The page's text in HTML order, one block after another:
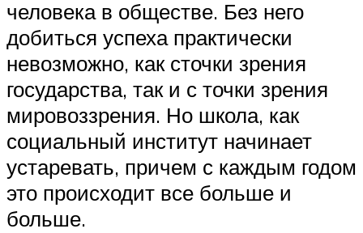
человека в обществе. Без него
добиться успеха практически
невозможно, как сточки зрения
государства, так и с точки зрения
мировоззрения. Но школа, как
социальный институт начинает
устаревать, причем с каждым годом
это происходит все больше и
больше.